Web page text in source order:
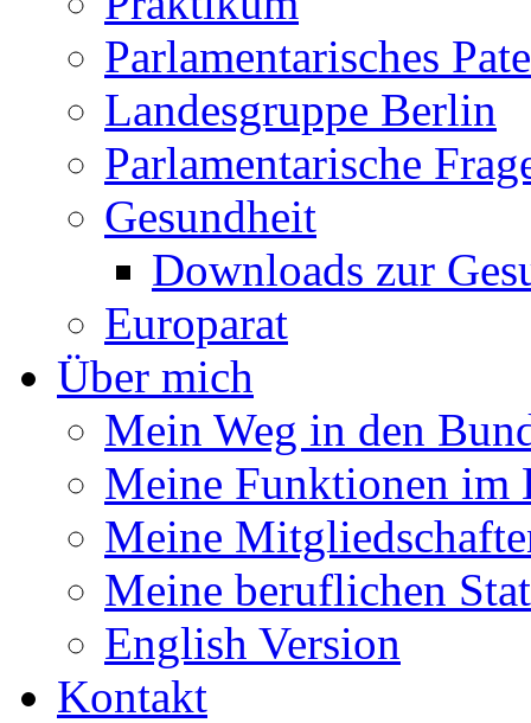
Parlamentarisches
Landesgruppe Berlin
Parlamentarische
Gesundheit
Downloads zur
Europarat
Über mich
Mein Weg in den
Meine Funktionen im
Meine
Meine beruflichen
English Version
Kontakt